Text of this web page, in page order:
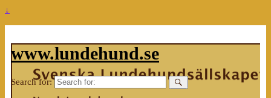
↓
www.lundehund.se
Search for: